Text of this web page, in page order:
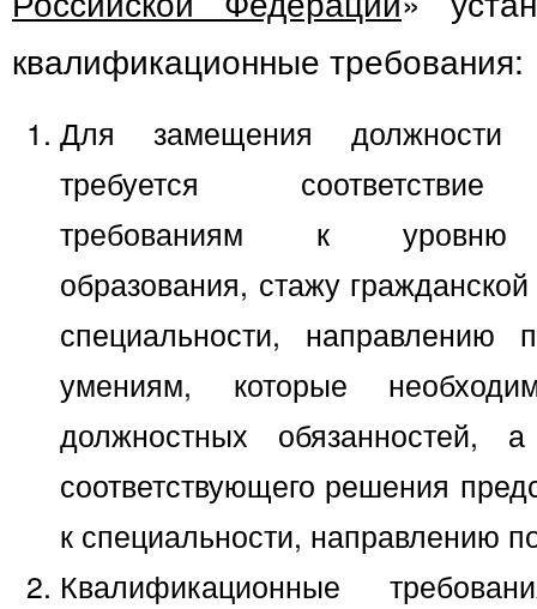
квалификационные требования:
Для замещения должности
требуется соответствие
требованиям к уровню
образования, стажу
специальности, направлению
умениям, которые
должностных обязанностей,
соответствующего решения
к специальности, направлению
Квалификационные